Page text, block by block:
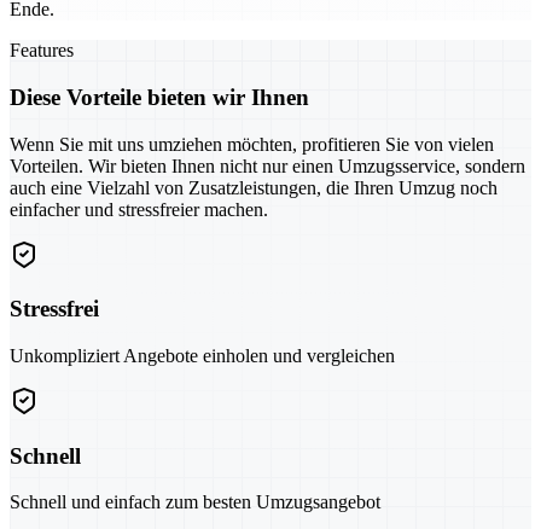
Ende.
Features
Diese Vorteile bieten wir Ihnen
Wenn Sie mit uns umziehen möchten, profitieren Sie von vielen
Vorteilen. Wir bieten Ihnen nicht nur einen Umzugsservice, sondern
auch eine Vielzahl von Zusatzleistungen, die Ihren Umzug noch
einfacher und stressfreier machen.
Stressfrei
Unkompliziert Angebote einholen und vergleichen
Schnell
Schnell und einfach zum besten Umzugsangebot